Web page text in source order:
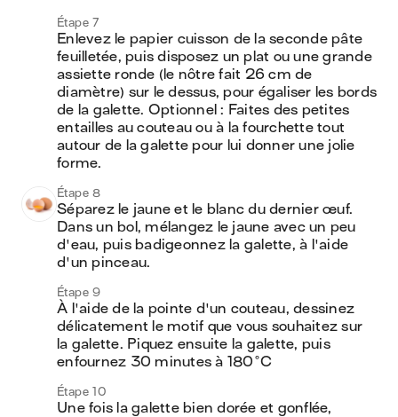
Étape 7
Enlevez le papier cuisson de la seconde pâte
feuilletée, puis disposez un plat ou une grande
assiette ronde (le nôtre fait 26 cm de
diamètre) sur le dessus, pour égaliser les bords
de la galette. Optionnel : Faites des petites
entailles au couteau ou à la fourchette tout
autour de la galette pour lui donner une jolie
forme.
Étape 8
Séparez le jaune et le blanc du dernier œuf.
Dans un bol, mélangez le jaune avec un peu
d'eau, puis badigeonnez la galette, à l'aide
d'un pinceau.
Étape 9
À l'aide de la pointe d'un couteau, dessinez
délicatement le motif que vous souhaitez sur
la galette. Piquez ensuite la galette, puis
enfournez 30 minutes à 180°C
Étape 10
Une fois la galette bien dorée et gonflée,